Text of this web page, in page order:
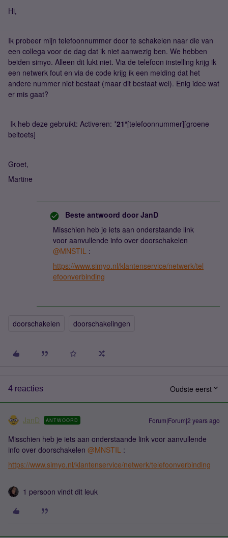
Hi,
Ik probeer mijn telefoonnummer door te schakelen naar die van
een collega voor de dag dat ik niet aanwezig ben. We hebben
beiden simyo. Alleen dit lukt niet. Via de telefoon instelling krijg ik
een netwerk fout en via de code krijg ik een melding dat het
andere nummer niet bestaat (maar dit bestaat wel). Enig idee wat
er mis gaat?
Ik heb deze gebruikt: Activeren: *21*[telefoonnummer][groene
beltoets]
Groet,
Martine
Beste antwoord door JanD
Misschien heb je iets aan onderstaande link
voor aanvullende info over doorschakelen
@MNSTIL :
https://www.simyo.nl/klantenservice/netwerk/tel
efoonverbinding
doorschakelen doorschakelingen
4 reacties Oudste eerst
JanD ANTWOORD Forum|Forum|2 years ago
Misschien heb je iets aan onderstaande link voor aanvullende
info over doorschakelen @MNSTIL :
https://www.simyo.nl/klantenservice/netwerk/telefoonverbinding
1 persoon vindt dit leuk